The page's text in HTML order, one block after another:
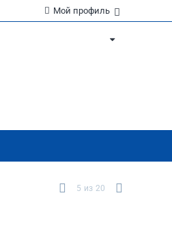
Мой профиль
5 из 20